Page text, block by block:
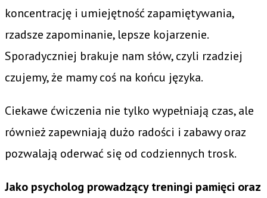
koncentrację i umiejętność zapamiętywania,
rzadsze zapominanie, lepsze kojarzenie.
Sporadyczniej brakuje nam słów, czyli rzadziej
czujemy, że mamy coś na końcu języka.
Ciekawe ćwiczenia nie tylko wypełniają czas, ale
również zapewniają dużo radości i zabawy oraz
pozwalają oderwać się od codziennych trosk.
Jako psycholog prowadzący treningi pamięci oraz